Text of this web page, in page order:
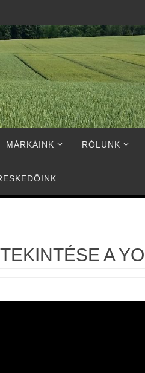
MÁRKÁINK RÓLUNK
A